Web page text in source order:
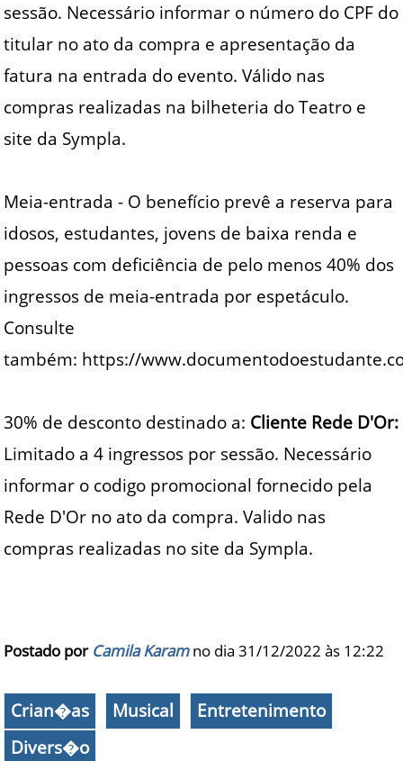
sessão. Necessário informar o número do CPF do
titular no ato da compra e apresentação da
fatura na entrada do evento. Válido nas
compras realizadas na bilheteria do Teatro e
site da Sympla.
Meia-entrada - O benefício prevê a reserva para
idosos, estudantes, jovens de baixa renda e
pessoas com deficiência de pelo menos 40% dos
ingressos de meia-entrada por espetáculo.
Consulte
também: https://
30% de desconto destinado a: Cliente Rede D'Or:
Limitado a 4 ingressos por sessão. Necessário
informar o codigo promocional fornecido pela
Rede D'Or no ato da compra. Valido nas
compras realizadas no site da Sympla.
Postado por Camila Karamno dia 31/12/2022 às 12:22
Crian�as Musical
Entretenimento
Divers�o